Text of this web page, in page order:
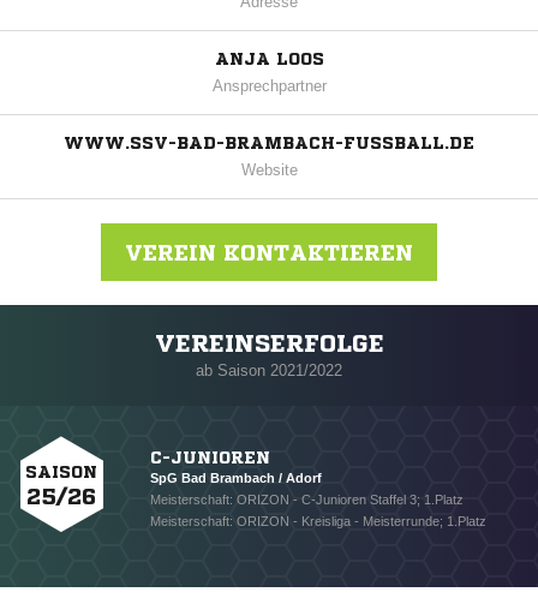
ANJA LOOS
Ansprechpartner
WWW.SSV-BAD-BRAMBACH-FUSSBALL.DE
Website
VEREIN KONTAKTIEREN
Nachricht an SSV Bad Brambach
VEREINSERFOLGE
ab Saison 2021/2022
SAISON
25/26
C-JUNIOREN
SpG Bad Brambach / Adorf
Meisterschaft: ORIZON - C-Junioren Staffel 3; 1.Platz
Meisterschaft: ORIZON - Kreisliga - Meisterrunde; 1.Platz